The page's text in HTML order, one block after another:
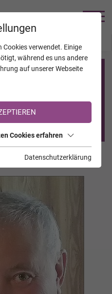
TrauerHilfe.it
registriert?
Registrierung <<
Cookies verwendet. Einige
während es uns andere
auf unserer Webseite
Cookies erfahren
Datenschutzerklärung
VERSTORBENE